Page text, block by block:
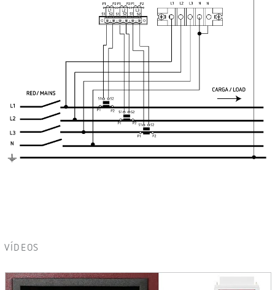
VÍDEOS